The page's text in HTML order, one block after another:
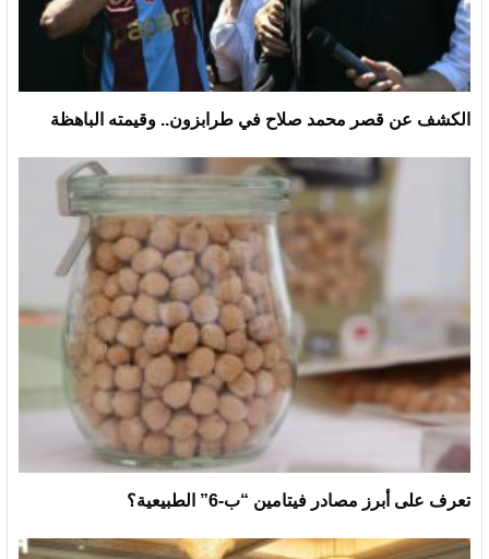
الكشف عن قصر محمد صلاح في طرابزون.. وقيمته الباهظة
تعرف على أبرز مصادر فيتامين “ب-6” الطبيعية؟